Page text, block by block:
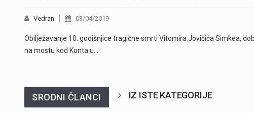
Vedran 03/04/2019
Obilježavanje 10. godišnjice tragične smrti Vitomira Jovičića Simkea,
na mostu kod Konta u…
SRODNI ČLANCI IZ ISTE KATEGORIJE